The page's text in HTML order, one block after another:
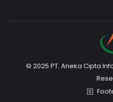
© 2025 PT. Aneka Cipta